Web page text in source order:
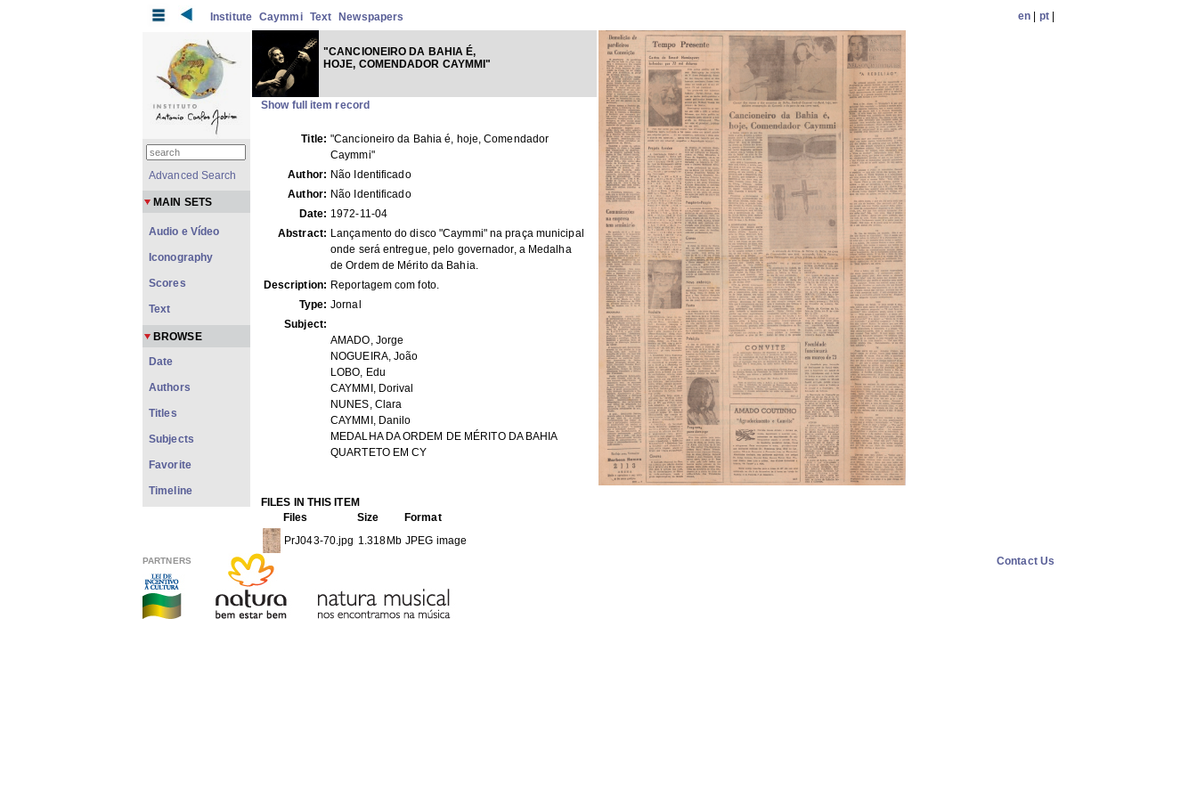
Institute Caymmi Text Newspapers en pt|
"CANCIONEIRO DA BAHIA É,
HOJE, COMENDADOR CAYMMI"
Show full item record
Title: "Cancioneiro da Bahia é, hoje, Comendador
Caymmi"
Author: Não Identificado
Author: Não Identificado
Date: 1972-11-04
Abstract: Lançamento do disco "Caymmi" na praça municipal
onde será entregue, pelo governador, a Medalha
de Ordem de Mérito da Bahia.
Description: Reportagem com foto.
Type: Jornal
Subject:
AMADO, Jorge
NOGUEIRA, João
LOBO, Edu
CAYMMI, Dorival
NUNES, Clara
CAYMMI, Danilo
MEDALHA DA ORDEM DE MÉRITO DA BAHIA
QUARTETO EM CY
FILES IN THIS ITEM
Files
Size
Format
PrJ043-70.jpg 1.318Mb JPEG image
THIS ITEM APPEARS IN THE FOLLOWING COLLECTION(S)
Newspapers [755]
Show full item record
Advanced Search
MAIN SETS
Audio e Vídeo
Iconography
Scores
Text
BROWSE
Date
Authors
Titles
Subjects
Favorite
Timeline
PARTNERS Contact Us